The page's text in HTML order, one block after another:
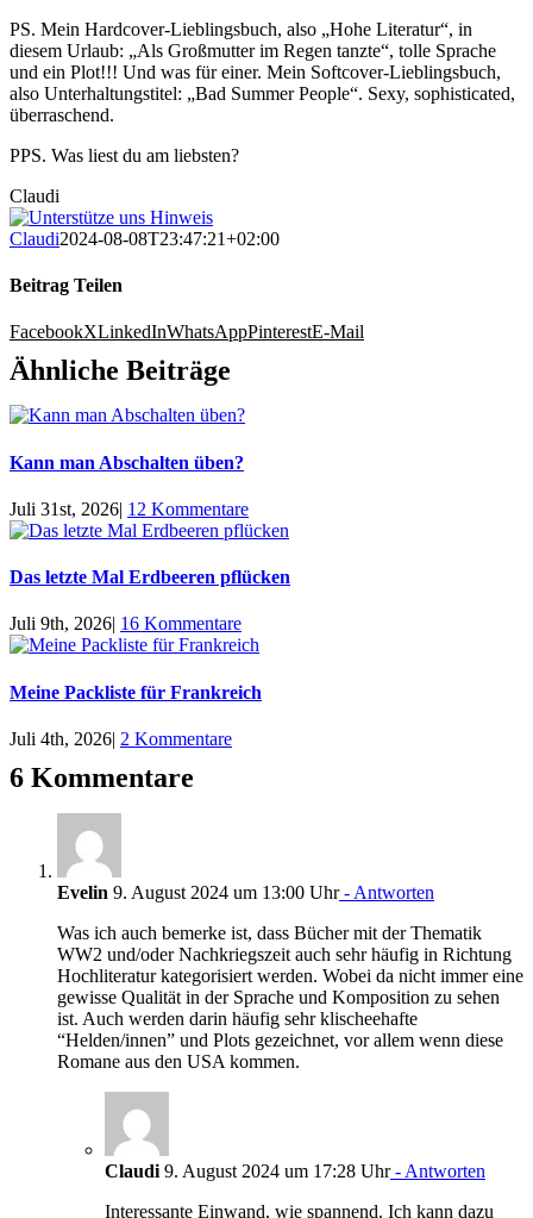
PS. Mein Hardcover-Lieblingsbuch, also „Hohe Literatur“, in
diesem Urlaub: „Als Großmutter im Regen tanzte“, tolle Sprache
und ein Plot!!! Und was für einer. Mein Softcover-Lieblingsbuch,
also Unterhaltungstitel: „Bad Summer People“. Sexy, sophisticated,
überraschend.
PPS. Was liest du am liebsten?
Claudi
Claudi2024-08-08T23:47:21+02:00
Beitrag Teilen
FacebookXLinkedInWhatsAppPinterestE-Mail
Ähnliche Beiträge
Kann man Abschalten üben?
Juli 31st, 2026| 12 Kommentare
Das letzte Mal Erdbeeren pflücken
Juli 9th, 2026| 16 Kommentare
Meine Packliste für Frankreich
Juli 4th, 2026| 2 Kommentare
6 Kommentare
Evelin 9. August 2024 um 13:00 Uhr- Antworten
Was ich auch bemerke ist, dass Bücher mit der Thematik
WW2 und/oder Nachkriegszeit auch sehr häufig in Richtung
Hochliteratur kategorisiert werden. Wobei da nicht immer eine
gewisse Qualität in der Sprache und Komposition zu sehen
ist. Auch werden darin häufig sehr klischeehafte
“Helden/innen” und Plots gezeichnet, vor allem wenn diese
Romane aus den USA kommen.
Claudi 9. August 2024 um 17:28 Uhr- Antworten
Interessante Einwand, wie spannend. Ich kann dazu